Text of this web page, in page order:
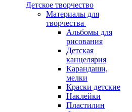
Детское творчество
Материалы для
творчества
Альбомы для
рисования
Детская
канцелярия
Карандаши,
мелки
Краски детские
Наклейки
Пластилин